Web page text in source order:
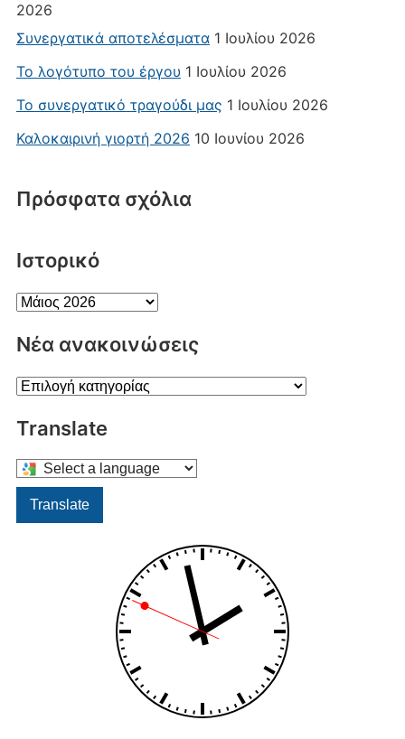
2026
Συνεργατικά αποτελέσματα 1 Ιουλίου 2026
Το λογότυπο του έργου 1 Ιουλίου 2026
Το συνεργατικό τραγούδι μας 1 Ιουλίου 2026
Καλοκαιρινή γιορτή 2026 10 Ιουνίου 2026
Πρόσφατα σχόλια
Ιστορικό
Ιστορικό
Νέα ανακοινώσεις
Νέα
Translate
Select
a
language
Translate